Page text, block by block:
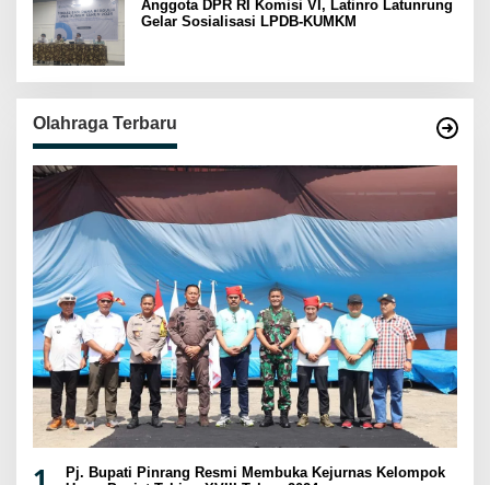
Anggota DPR RI Komisi VI, Latinro Latunrung
Gelar Sosialisasi LPDB-KUMKM
Olahraga Terbaru
Pj. Bupati Pinrang Resmi Membuka Kejurnas Kelompok